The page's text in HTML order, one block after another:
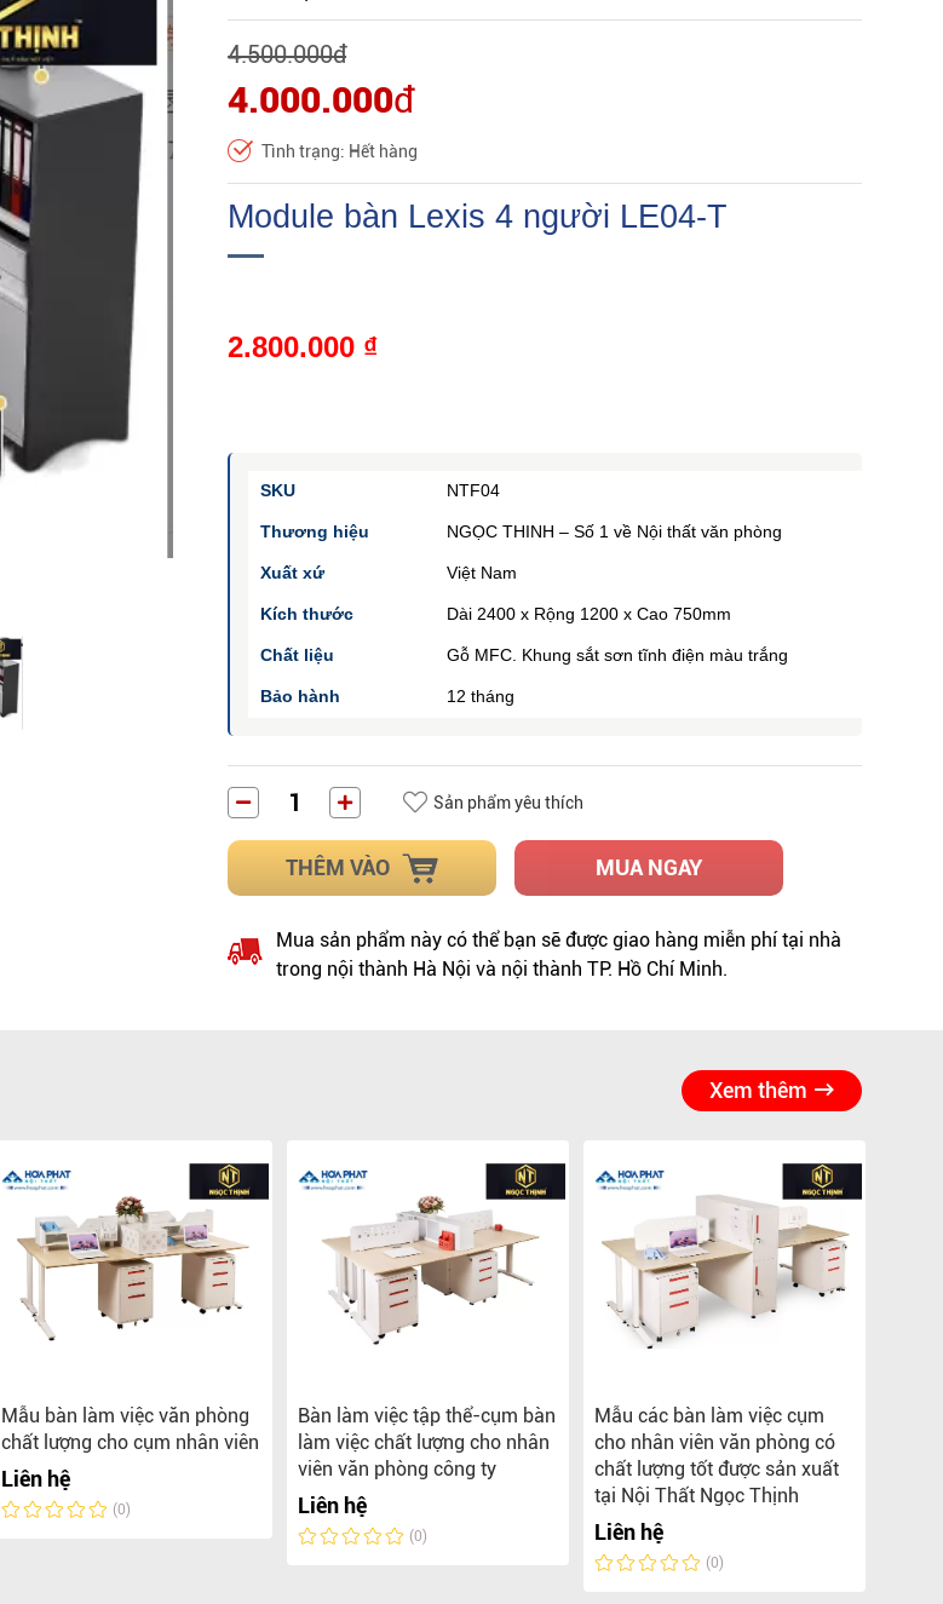
4.500.000đ
4.000.000đ
Tình trạng: Hết hàng
Module bàn Lexis 4 người LE04-T
2.800.000 ₫
SKU NTF04
Thương hiệu NGỌC THINH – Số 1 về Nội thất văn phòng
Xuất xứ Việt Nam
Kích thước Dài 2400 x Rộng 1200 x Cao 750mm
Chất liệu Gỗ MFC. Khung sắt sơn tĩnh điện màu trắng
Bảo hành 12 tháng
Sản phẩm yêu thích
THÊM VÀO MUA NGAY
Mua sản phẩm này có thể bạn sẽ được giao hàng miễn phí tại nhà
trong nội thành Hà Nội và nội thành TP. Hồ Chí Minh.
Xem thêm
Mẫu bàn làm việc văn phòng
chất lượng cho cụm nhân viên
Liên hệ
(0)
Bàn làm việc tập thể-cụm bàn
làm việc chất lượng cho nhân
viên văn phòng công ty
Liên hệ
(0)
Mẫu các bàn làm việc cụm
cho nhân viên văn phòng có
chất lượng tốt được sản xuất
tại Nội Thất Ngọc Thịnh
Liên hệ
(0)